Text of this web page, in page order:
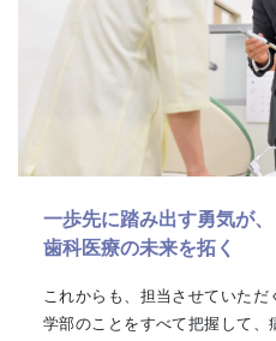
一歩先に踏み出す勇気が、
歯科医療の未来を拓く
これからも、担当させていた
学部のことをすべて把握して、